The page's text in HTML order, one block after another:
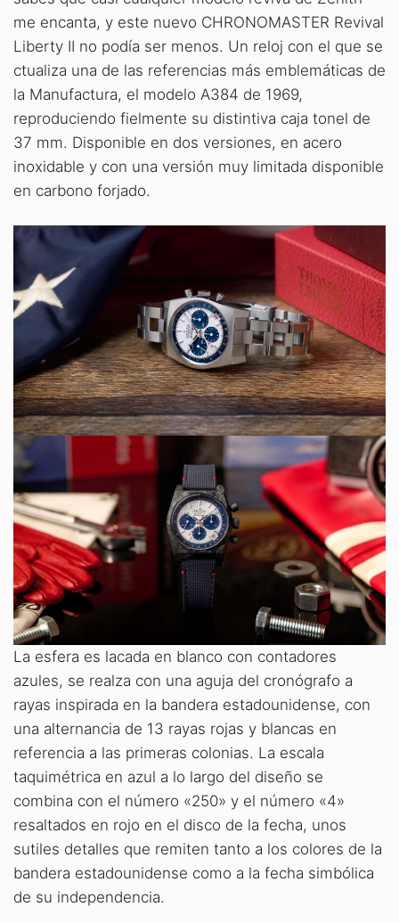
me encanta, y este nuevo CHRONOMASTER Revival
Liberty II no podía ser menos. Un reloj con el que se
ctualiza una de las referencias más emblemáticas de
la Manufactura, el modelo A384 de 1969,
reproduciendo fielmente su distintiva caja tonel de
37 mm. Disponible en dos versiones, en acero
inoxidable y con una versión muy limitada disponible
en carbono forjado.
La esfera es lacada en blanco con contadores
azules, se realza con una aguja del cronógrafo a
rayas inspirada en la bandera estadounidense, con
una alternancia de 13 rayas rojas y blancas en
referencia a las primeras colonias. La escala
taquimétrica en azul a lo largo del diseño se
combina con el número «250» y el número «4»
resaltados en rojo en el disco de la fecha, unos
sutiles detalles que remiten tanto a los colores de la
bandera estadounidense como a la fecha simbólica
de su independencia.